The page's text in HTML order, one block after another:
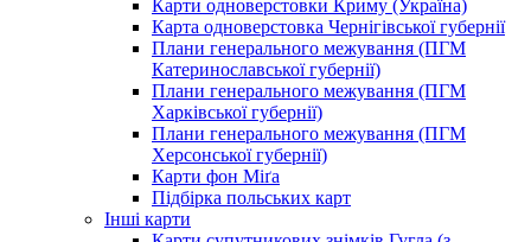
Карти одноверстовки Криму (Україна)
Карта одноверстовка Чернігівської губернії
Плани генерального межування (ПГМ
Катеринославської губернії)
Плани генерального межування (ПГМ
Харківської губернії)
Плани генерального межування (ПГМ
Херсонської губернії)
Карти фон Міґа
Підбірка польських карт
Інші карти